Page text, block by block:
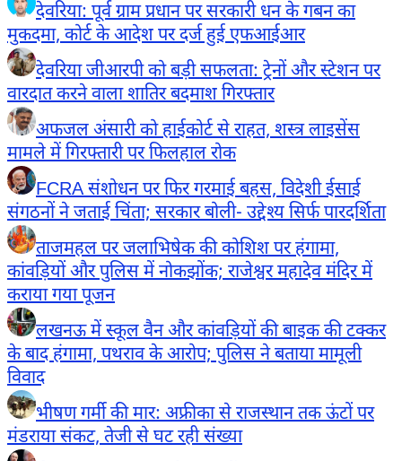
देवरिया: पूर्व ग्राम प्रधान पर सरकारी धन के गबन का
मुकदमा, कोर्ट के आदेश पर दर्ज हुई एफआईआर
देवरिया जीआरपी को बड़ी सफलता: ट्रेनों और स्टेशन पर
वारदात करने वाला शातिर बदमाश गिरफ्तार
अफजल अंसारी को हाईकोर्ट से राहत, शस्त्र लाइसेंस
मामले में गिरफ्तारी पर फिलहाल रोक
FCRA संशोधन पर फिर गरमाई बहस, विदेशी ईसाई
संगठनों ने जताई चिंता; सरकार बोली- उद्देश्य सिर्फ पारदर्शिता
ताजमहल पर जलाभिषेक की कोशिश पर हंगामा,
कांवड़ियों और पुलिस में नोकझोंक; राजेश्वर महादेव मंदिर में
कराया गया पूजन
लखनऊ में स्कूल वैन और कांवड़ियों की बाइक की टक्कर
के बाद हंगामा, पथराव के आरोप; पुलिस ने बताया मामूली
विवाद
भीषण गर्मी की मार: अफ्रीका से राजस्थान तक ऊंटों पर
मंडराया संकट, तेजी से घट रही संख्या